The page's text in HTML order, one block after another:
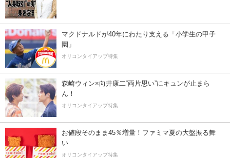
マクドナルドが40年にわたり支える「小学生の甲子
園」
オリコンタイアップ特集
森崎ウィン×向井康二“両片思い”にキュンが止まら
ん！
オリコンタイアップ特集
お値段そのまま45％増量！ファミマ夏の大盤振る舞
い
オリコンタイアップ特集